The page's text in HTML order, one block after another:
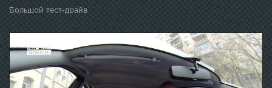
Большой тест-драйв